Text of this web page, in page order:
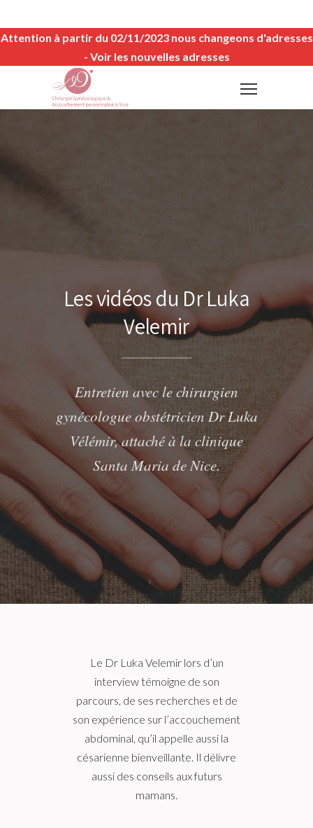
Attention à partir du 02/11/2023 nous changeons d'adresses
- Voir les nouvelles adresses
Les vidéos du Dr Luka
Velemir
Entretien avec le chirurgien
gynécologue obstétricien Dr Luka
Vélémir, attaché à la clinique
Santa Maria de Nice.
Le Dr Luka Velemir lors d’un
interview témoigne de son
parcours, de ses recherches et de
son expérience sur l’accouchement
abdominal, qu’il appelle aussi la
césarienne bienveillante. Il délivre
aussi des conseils aux futurs
mamans.